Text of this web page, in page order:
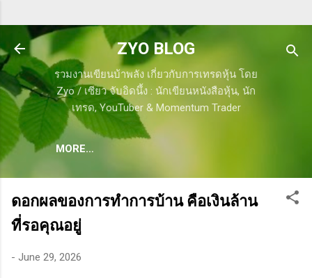
ZYO BLOG
รวมงานเขียนบ้าพลัง เกี่ยวกับการเทรดหุ้น โดย
Zyo / เซียว จับอิดนึ้ง : นักเขียนหนังสือหุ้น, นัก
เทรด, YouTuber & Momentum Trader
MORE…
ดอกผลของการทำการบ้าน คือเงินล้าน
ที่รอคุณอยู่
- June 29, 2026